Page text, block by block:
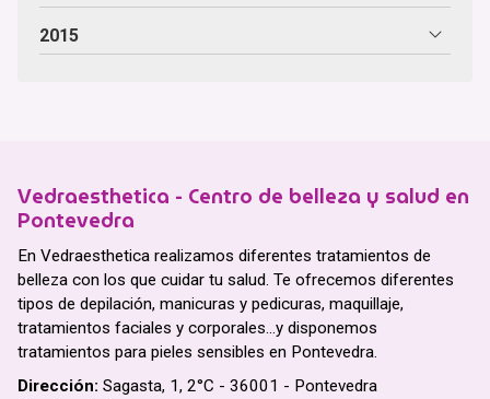
2015
Vedraesthetica - Centro de belleza y salud en
Pontevedra
En Vedraesthetica realizamos diferentes tratamientos de
belleza con los que cuidar tu salud. Te ofrecemos diferentes
tipos de depilación, manicuras y pedicuras, maquillaje,
tratamientos faciales y corporales...y disponemos
tratamientos para pieles sensibles en Pontevedra.
Dirección: Sagasta, 1, 2°C - 36001 - Pontevedra